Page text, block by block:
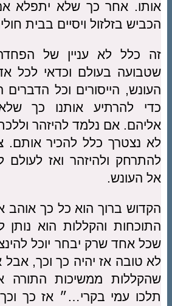
אותו. אחר כך שלא יתפלא
הכביש בזלזול ויסיים בבית
זה כלל לא עניין של
שטבועה בעולם וכדאי לכל
העונש, הייסורים וכל הדברים
כדי להרתיע אותנו כך
אליהם. אם נלמד להיזהר
לא נצטרך כלל להכיר אותם.
להתרחק ולהיזהר ואז לעולם
אל העונש.
הקדוש ברוך הוא כל כך אוהב
התוכחות והקללות הוא נותן
שכל אחד שרק יבחר יוכל
לא טובה אז יהיה כך וכך, אבל
שהקללות ממשיכות התורה
תלכו עמי בקרי…״ אז כך